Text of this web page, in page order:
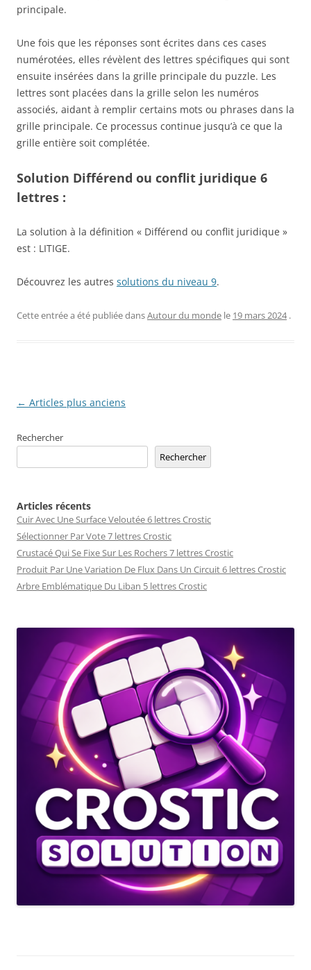
principale.
Une fois que les réponses sont écrites dans ces cases
numérotées, elles révèlent des lettres spécifiques qui sont
ensuite insérées dans la grille principale du puzzle. Les
lettres sont placées dans la grille selon les numéros
associés, aidant à remplir certains mots ou phrases dans la
grille principale. Ce processus continue jusqu’à ce que la
grille entière soit complétée.
Solution Différend ou conflit juridique 6
lettres :
La solution à la définition « Différend ou conflit juridique »
est : LITIGE.
Découvrez les autres solutions du niveau 9.
Cette entrée a été publiée dansAutour du monde le 19 mars 2024 .
Navigation
articles
← Articles plus anciens
Rechercher
Rechercher
Articles récents
Cuir Avec Une Surface Veloutée 6 lettres Crostic
Sélectionner Par Vote 7 lettres Crostic
Crustacé Qui Se Fixe Sur Les Rochers 7 lettres Crostic
Produit Par Une Variation De Flux Dans Un Circuit 6 lettres Crostic
Arbre Emblématique Du Liban 5 lettres Crostic